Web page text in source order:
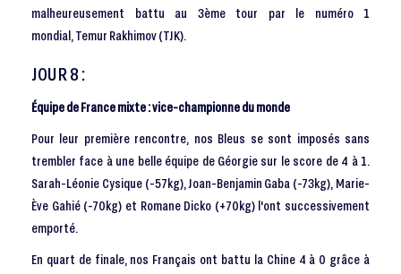
malheureusement battu au 3ème tour par le numéro 1
mondial, Temur Rakhimov (TJK).
JOUR 8 :
Équipe de France mixte : vice-championne du monde
Pour leur première rencontre, nos Bleus se sont imposés sans
trembler face à une belle équipe de Géorgie sur le score de 4 à 1.
Sarah-Léonie Cysique (-57kg), Joan-Benjamin Gaba (-73kg), Marie-
Ève Gahié (-70kg) et Romane Dicko (+70kg) l'ont successivement
emporté.
En quart de finale, nos Français ont battu la Chine 4 à 0 grâce à